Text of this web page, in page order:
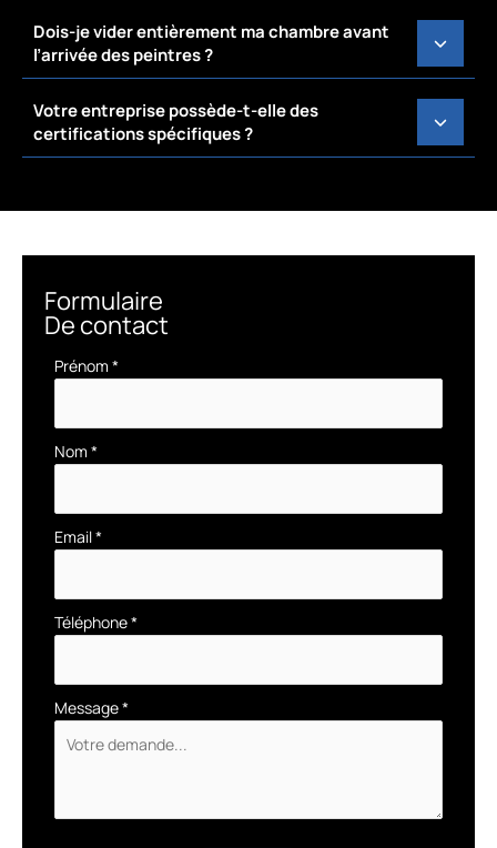
Dois-je vider entièrement ma chambre avant
l’arrivée des peintres ?
Votre entreprise possède-t-elle des
certifications spécifiques ?
Formulaire
De contact
Formulaire
Prénom *
Nom *
Email*
Téléphone*
Message*